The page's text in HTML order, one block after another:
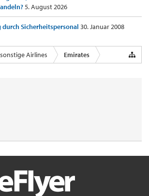
5. August 2026
Sicherheitspersonal 30. Januar 2008
sonstige Airlines Emirates